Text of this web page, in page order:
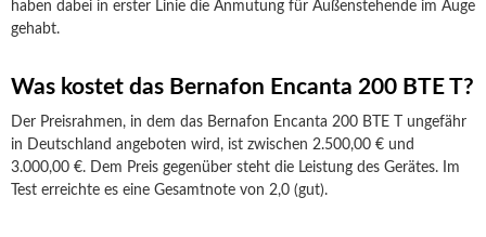
haben dabei in erster Linie die Anmutung für Außenstehende im Auge
gehabt.
Was kostet das Bernafon Encanta 200 BTE T?
Der Preisrahmen, in dem das Bernafon Encanta 200 BTE T ungefähr
in Deutschland angeboten wird, ist zwischen 2.500,00 € und
3.000,00 €. Dem Preis gegenüber steht die Leistung des Gerätes. Im
Test erreichte es eine Gesamtnote von 2,0 (gut).